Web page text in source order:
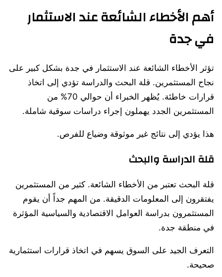
أهم الأخطاء الشائعة عند الاستثمار
في جدة
تؤثر الأخطاء الشائعة عند الاستثمار في جدة بشكل كبير على
نجاح المستثمرين. قلة البحث والدراسة تؤدي إلى اتخاذ
قرارات خاطئة. يُظهر الخبراء أن حوالي 70% من
المستثمرين الجدد يهملون إجراء دراسات سوقية شاملة.
هذا يؤدي إلى نتائج غير موثوقة وضياع للفرص.
قلة الدراسة والبحث
قلة البحث تعتبر من الأخطاء الشائعة. كثير من المستثمرين
يفتقرون إلى المعلومات الدقيقة. من المهم جداً أن يقوم
المستثمرون بدراسة العوامل الاقتصادية والسياسية المؤثرة
في منطقة جدة.
التعرف الجيد على السوق يسهم في اتخاذ قرارات استثمارية
صحيحة.